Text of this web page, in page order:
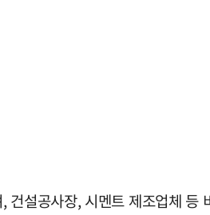
설공사장, 시멘트 제조업체 등